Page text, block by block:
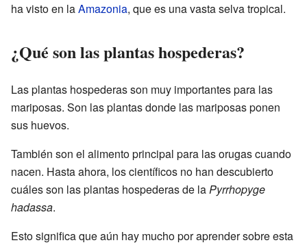
ha visto en laAmazonia, que es una vasta selva tropical.
¿Qué son las plantas hospederas?
Las plantas hospederas son muy importantes para las
mariposas. Son las plantas donde las mariposas ponen
sus huevos.
También son el alimento principal para las orugas cuando
nacen. Hasta ahora, los científicos no han descubierto
cuáles son las plantas hospederas de laPyrrhopyge
hadassa.
Esto significa que aún hay mucho por aprender sobre esta